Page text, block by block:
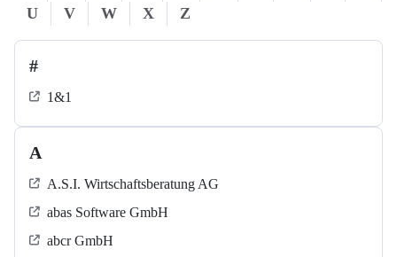
U
V W X Z
#
1&1
A
A.S.I. Wirtschaftsberatung AG
abas Software GmbH
abcr GmbH